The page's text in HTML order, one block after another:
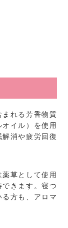
れる芳香物質
イル）を使用
消や疲労回復
草として使用
きます。寝つ
方も、アロマ